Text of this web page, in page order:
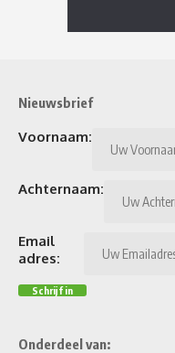
Nieuwsbrief
Voornaam:
Achternaam:
Email
adres:
Onderdeel van: